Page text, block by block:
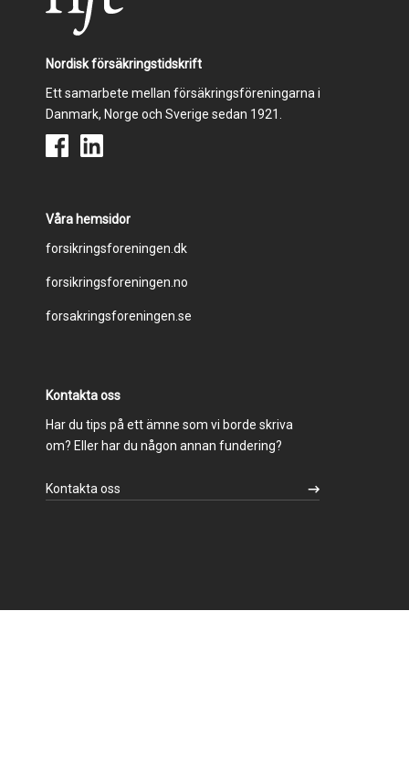
Nordisk försäkringstidskrift
Ett samarbete mellan försäkringsföreningarna i
Danmark, Norge och Sverige sedan 1921.
Våra hemsidor
Footer
menu
forsikringsforeningen.dk
forsikringsforeningen.no
forsakringsforeningen.se
Kontakta oss
Har du tips på ett ämne som vi borde skriva
om? Eller har du någon annan fundering?
Kontakta oss